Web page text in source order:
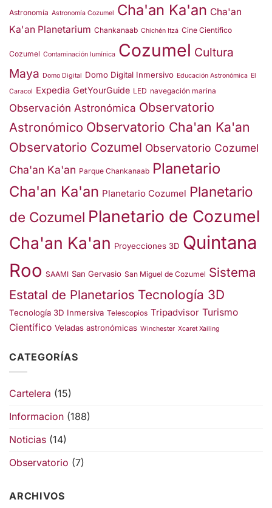
Astronomía Astronomía Cozumel Cha'an Ka'an Cha'an
Ka'an Planetarium Chankanaab Chichén Itzá Cine Científico
Cozumel Contaminación lumínica Cozumel Cultura
Maya Domo Digital Domo Digital Inmersivo Educación Astronómica El
Caracol Expedia GetYourGuide LED navegación marina
Observación Astronómica Observatorio
Astronómico Observatorio Cha'an Ka'an
Observatorio Cozumel Observatorio Cozumel
Cha'an Ka'an Parque Chankanaab Planetario
Cha'an Ka'an Planetario Cozumel Planetario
de Cozumel Planetario de Cozumel
Cha'an Ka'an Proyecciones 3D Quintana
Roo SAAMI San Gervasio San Miguel de Cozumel Sistema
Estatal de Planetarios Tecnología 3D
Tecnología 3D Inmersiva Telescopios Tripadvisor Turismo
Científico Veladas astronómicas Winchester Xcaret Xailing
CATEGORÍAS
Cartelera (15)
Informacion (188)
Noticias (14)
Observatorio (7)
ARCHIVOS